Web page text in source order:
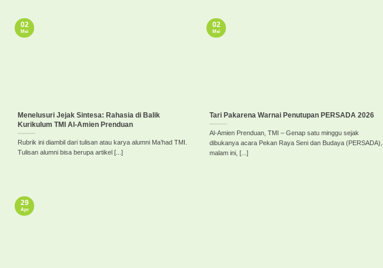
Menelusuri Jejak Sintesa: Rahasia di Balik
Kurikulum TMI Al-Amien Prenduan
Rubrik ini diambil dari tulisan atau karya alumni Ma’had TMI.
Tulisan alumni bisa berupa artikel [...]
02
Mei
Tari Pakarena Warnai Penutupan PERSADA 2026
Al-Amien Prenduan, TMI – Genap satu minggu sejak
dibukanya acara Pekan Raya Seni dan Budaya (PERSADA),
malam ini, [...]
02
Mei
29
Apr